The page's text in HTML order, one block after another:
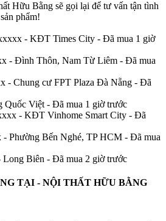
Hữu Bằng sẽ gọi lại để tư vấn tận tình
phẩm!
- KĐT Times City - Đã mua 1 giờ
- Đình Thôn, Nam Từ Liêm - Đã mua
- Chung cư FPT Plaza Đà Nẵng - Đã
Quốc Việt - Đã mua 1 giờ trước
- KĐT Vinhome Smart City - Đã
- Phường Bến Nghé, TP HCM - Đã mua
Long Biên - Đã mua 2 giờ trước
TẠI - NỘI THẤT HỮU BẰNG